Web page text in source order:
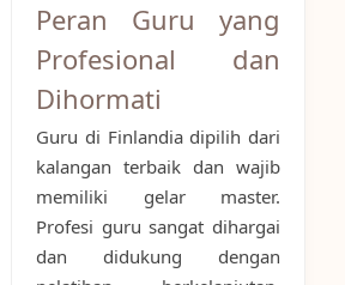
Peran Guru yang
Profesional dan
Dihormati
Guru di Finlandia dipilih dari
kalangan terbaik dan wajib
memiliki gelar master.
Profesi guru sangat dihargai
dan didukung dengan